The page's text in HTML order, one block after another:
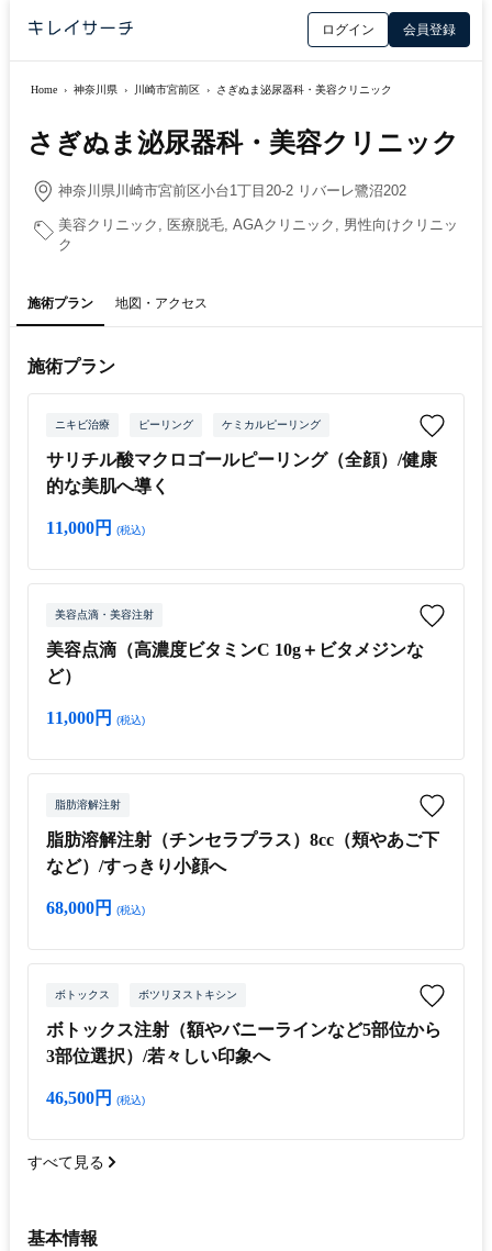
ログイン 会員登録
Home › 神奈川県 › 川崎市宮前区 › さぎぬま泌尿器科・美容クリニック
さぎぬま泌尿器科・美容クリニック
神奈川県川崎市宮前区小台1丁目20-2 リバーレ鷺沼202
美容クリニック, 医療脱毛, AGAクリニック, 男性向けクリニッ
ク
施術プラン 地図・アクセス
施術プラン
ニキビ治療 ピーリング ケミカルピーリング
サリチル酸マクロゴールピーリング（全顔）/健康
的な美肌へ導く
11,000円 (税込)
美容点滴・美容注射
美容点滴（高濃度ビタミンC 10g＋ビタメジンな
ど）
11,000円 (税込)
脂肪溶解注射
脂肪溶解注射（チンセラプラス）8cc（頬やあご下
など）/すっきり小顔へ
68,000円 (税込)
ボトックス ボツリヌストキシン
ボトックス注射（額やバニーラインなど5部位から
3部位選択）/若々しい印象へ
46,500円 (税込)
すべて見る
基本情報